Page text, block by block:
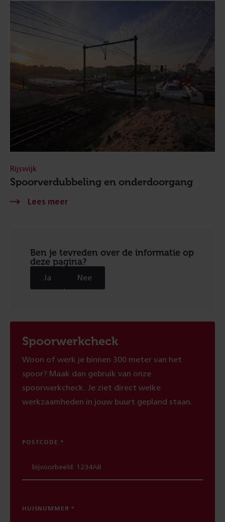
Spoorverdubbeling en onderdoorgang
Rijswijk
Ben je tevreden over de informatie op
deze pagina?
Ja Nee
Spoorwerkcheck
Woon of werk je binnen 300 meter van het
spoor? Maak dan gebruik van onze
spoorwerkcheck. Je ziet direct welke
werkzaamheden in jouw buurt gepland staan.
POSTCODE
HUISNUMMER